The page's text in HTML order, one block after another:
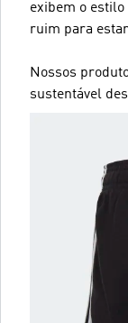
exibem o estilo
ruim para
Nossos
sustentável